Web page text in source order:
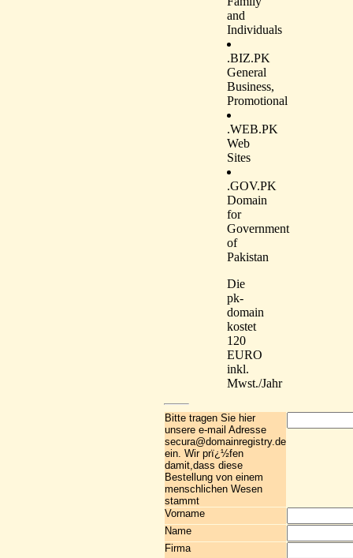
and
Individuals
.BIZ.PK
General
Business,
Promotional
.WEB.PK
Web
Sites
.GOV.PK
Domain
for
Government
of
Pakistan
Die
pk-
domain
kostet
120
EURO
inkl.
Mwst./Jahr
Bitte tragen Sie hier
unsere e-mail Adresse
secura@domainregistry.de
ein. Wir prï¿½fen
damit,dass diese
Bestellung von einem
menschlichen Wesen
stammt
Vorname
Name
Firma